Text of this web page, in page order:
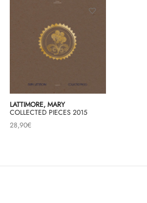
LATTIMORE, MARY
COLLECTED PIECES 2015
28,90€